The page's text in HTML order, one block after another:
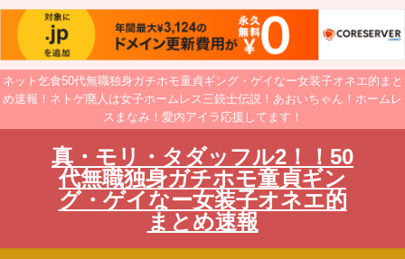
ネット乞食50代無職独身ガチホモ童貞ギング・ゲイなー女装子オネエ的まと
め速報！ネトゲ廃人は女子ホームレス三銃士伝説！あおいちゃん！ホームレ
スまなみ！愛内アイラ応援してます！
真・モリ・タダッフル2！！50
代無職独身ガチホモ童貞ギン
グ・ゲイなー女装子オネエ的
まとめ速報